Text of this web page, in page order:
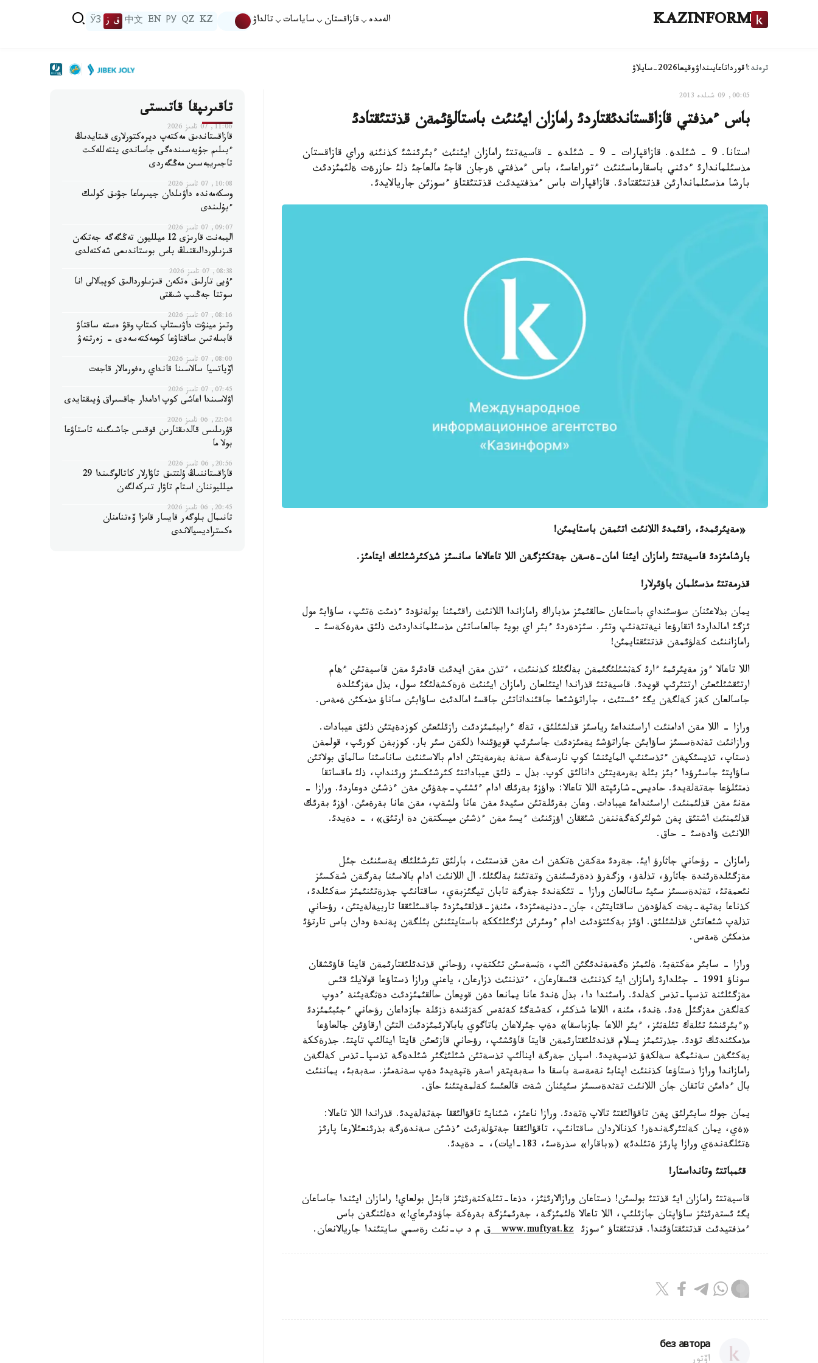
KAZINFORM الەمدە قازاقستان ساياسات تالداۋ KZ
QZ
РУ
EN
中文 ق ز ЎЗ
ترەند:اقورداتاعايىنداۋوقيعا2026-سايلاۋ
00:05, 09 شىلدە 2013
باس ءمذفتي قازاقستاندئقتاردئ رامازان ايئنئث باستالؤئمةن قذتتئقتادئ
استانا. 9 - شئلدة. قازاقپارات - 9 - شئلدة - قاسيةتتئ رامازان ايئنئث ءبئرئنشئ كذنئنة وراي قازاقستان
مذسئلماندارئ ءدئني باسقارماسئنئث ءتوراعاسئ، باس ءمذفتي ةرجان قاجئ مالعاجئ ذلئ حازرةت ةلئمئزدئث
بارشا مذسئلماندارئن قذتتئقتادئ. قازاقپارات باس ءمذفتيدئث قذتتئقتاؤ ءسوزئن جاريالايدئ.
«مةيئرئمدئ، راقئمدئ اللانئث اتئمةن باستايمئن!
بارشامئزدئ قاسيةتتئ رامازان ايئنا امان-ةسةن جةتكئزگةن اللا تاعالاعا سانسئز شذكئرشئلئك ايتامئز.
قذرمةتتئ مذسئلمان باؤئرلار!
يمان بذلاعئنان سؤسئنداي باستاعان حالقئمئز مذباراك رامازاندا اللانئث راقئمئنا بولةنؤدئ ءذمئت ةتئپ، ساؤابئ مول
ئزگئ امالداردئ اتقارؤعا نيةتتةنئپ وتئر. سئزدةردئ ءبئر اي بويئ جالعاساتئن مذسئلمانداردئث ذلئق مةرةكةسئ -
رامازاننئث كةلؤئمةن قذتتئقتايمئن!
اللا تاعالا ءوز مةيئرئمئ ءارئ كةثشئلئگئمةن بةلگئلئ كذننئث، ءتذن مةن ايدئث قادئرئ مةن قاسيةتئن ءهام
ارتئقشئلئعئن ارتتئرئپ قويدئ. قاسيةتتئ قذراندا ايتئلعان رامازان ايئنئث ةرةكشةلئگئ سول، بذل مةزگئلدة
جاسالعان كةز كةلگةن يگئ ءئستئث، جاراتؤشئعا جاقئنداتاتئن جاقسئ امالدئث ساؤابئن ساناؤ مذمكئن ةمةس.
ورازا - اللا مةن ادامنئث اراسئنداعئ رياسئز قذلشئلئق، تةك ءراببئمئزدئث رازئلئعئن كوزدةيتئن ذلئق عيبادات.
ورازانئث تةثدةسسئز ساؤابئن جاراتؤشئ يةمئزدئث جاسئرئپ قويؤئندا ذلكةن سئر بار. كوزبةن كورئپ، قولمةن
ذستاپ، تذيسئكپةن ءتذسئنئپ المايئنشا كوپ نارسةگة سةنة بةرمةيتئن ادام بالاسئنئث ساناسئنا سالماق بولاتئن
ساؤاپتئ جاسئرؤدا ءبئز بئلة بةرمةيتئن دانالئق كوپ. بذل - ذلئق عيباداتتئ كئرشئكسئز ورئنداپ، ذلئ ماقساتقا
ذمتئلؤعا جةتةلةيدئ. حاديس-شارئپتة اللا تاعالا: «اؤزئ بةرئك ادام ءئشئپ-جةؤئن مةن ءذشئن دوعاردئ. ورازا -
مةنئ مةن قذلئمنئث اراسئنداعئ عيبادات. وعان بةرئلةتئن سئيدئ مةن عانا ولشةپ، مةن عانا بةرةمئن. اؤزئ بةرئك
قذلئمنئث اشتئق پةن شولئركةگةننةن شئققان اؤزئنئث ءيسئ مةن ءذشئن ميسكتةن دة ارتئق»، - دةيدئ.
اللانئث ؤادةسئ - حاق.
رامازان - رؤحاني جاثارؤ ايئ. جةردئ مةكةن ةتكةن اث مةن قذستئث، بارلئق تئرشئلئك يةسئنئث جئل
مةزگئلدةرئندة جاثارؤ، تذلةؤ، وزگةرؤ ذدةرئسئنةن وتةتئنئ بةلگئلئ. ال اللانئث ادام بالاسئنا بةرگةن شةكسئز
نئعمةتئ، تةثدةسسئز سئيئ سانالعان ورازا - تئكةندئ جةرگة تابان تيگئزبةي، ساقتانئپ جذرةتئنئمئز سةكئلدئ،
كذناعا بةتپة-بةت كةلؤدةن ساقتايتئن، جان-دذنيةمئزدئ، مئنةز-قذلقئمئزدئ جاقسئلئققا تاربيةلةيتئن، رؤحاني
تذلةپ شئعاتئن قذلشئلئق. اؤئز بةكئتؤدئث ادام ءومئرئن ئزگئلئككة باستايتئنئن بئلگةن پةندة ودان باس تارتؤئ
مذمكئن ةمةس.
ورازا - سابئر مةكتةبئ. ةلئمئز ةگةمةندئگئن الئپ، ةثسةسئن تئكتةپ، رؤحاني قذندئلئقتارئمةن قايتا قاؤئشقان
سوناؤ 1991 - جئلدارئ رامازان ايئ كذننئث قئسقارعان، ءتذننئث ذزارعان، ياعني ورازا ذستاؤعا قولايلئ قئس
مةزگئلئنة تذسپا-تذس كةلدئ. راسئندا دا، بذل ةندئ عانا يمانعا دةن قويعان حالقئمئزدئث دةثگةيئنة ءدوپ
كةلگةن مةزگئل ةدئ. ةندئ، مئنة، اللاعا شذكئر، كةشةگئ كةثةس كةزئندة ذزئلة جازداعان رؤحاني ءجئبئمئزدئ
«ءبئرئنشئ تئلةك تئلةثئز، ءبئر اللاعا جازباسقا» دةپ جئرلاعان باتاگوي بابالارئمئزدئث التئن ارقاؤئن جالعاؤعا
مذمكئندئك تؤدئ. جذرتئمئز يسلام قذندئلئقتارئمةن قايتا قاؤئشئپ، رؤحاني قازئعئن قايتا اينالئپ تاپتئ. جذرةككة
بةكئگةن سةنئمگة سةلكةؤ تذسپةيدئ. اسپان جةرگة اينالئپ تذسةتئن شئلئثگئر شئلدةگة تذسپا-تذس كةلگةن
رامازاندا ورازا ذستاؤعا كذننئث اپتابئ نةمةسة باسقا دا سةبةپتةر اسةر ةتپةيدئ دةپ سةنةمئز. سةبةبئ، يماننئث
بال ءدامئن تاتقان جان اللانئث تةثدةسسئز سئيئنان شةت قالعئسئ كةلمةيتئنئ حاق.
يمان جولئ سابئرلئق پةن تاقؤالئقتئ تالاپ ةتةدئ. ورازا ناعئز، شئنايئ تاقؤالئققا جةتةلةيدئ. قذراندا اللا تاعالا:
«ةي، يمان كةلتئرگةندةر! كذنالاردان ساقتانئپ، تاقؤالئققا جةتؤلةرئث ءذشئن سةندةرگة بذرئنعئلارعا پارئز
ةتئلگةندةي ورازا پارئز ةتئلدئ» («باقارا» سذرةسئ، 183-ايات)، - دةيدئ.
قئمباتتئ وتانداستار!
قاسيةتتئ رامازان ايئ قذتتئ بولسئن! ذستاعان ورازالارئثئز، دذعا-تئلةكتةرئثئز قابئل بولعاي! رامازان ايئندا جاساعان
يگئ ئستةرئثئز ساؤاپتان جازئلئپ، اللا تاعالا ةلئمئزگة، جةرئمئزگة بةرةكة جاؤدئرعاي!» دةلئنگةن باس
ءمذفتيدئث قذتتئقتاؤئندا. قذتتئقتاؤ ءسوزئ www.muftyat.kz ق م د ب-نئث رةسمي سايتئندا جاريالانعان.
без автора
تاقىرىپقا قاتىستى
11:06, 07 تامىز 2026
قازاقستاندىق مەكتەپ ديرەكتورلارى قىتايدىڭ
ءبىلىم جۇيەسىندەگى جاساندى ينتەللەكت
تاجىريبەسىن مەڭگەردى
10:08, 07 تامىز 2026
وسكەمەندە داۋىلدان جيىرماعا جۋىق كولىك
ءبۇلىندى
09:07, 07 تامىز 2026
اليمەنت قارىزى 12 ميلليون تەڭگەگە جەتكەن
قىزىلوردالىقتىڭ باس بوستاندىعى شەكتەلدى
08:38, 07 تامىز 2026
ءۇيى تارلىق ەتكەن قىزىلوردالىق كوپبالالى انا
سوتتا جەڭىپ شىقتى
08:16, 07 تامىز 2026
وتىز مينۋت داۋىستاپ كىتاپ وقۋ ەستە ساقتاۋ
قابىلەتىن ساقتاۋعا كومەكتەسەدى - زەرتتەۋ
08:00, 07 تامىز 2026
اۆياتسيا سالاسىنا قانداي رەفورمالار قاجەت
07:45, 07 تامىز 2026
اۋلاسىندا اعاشى كوپ ادامدار جاقسىراق ۇيىقتايدى
22:04, 06 تامىز 2026
قۇرىلىس قالدىقتارىن قوقىس جاشىگىنە تاستاۋعا
بولا ما
20:56, 06 تامىز 2026
قازاقستاننىڭ ۇلتتىق تاۋارلار كاتالوگىندا 29
ميلليوننان استام تاۋار تىركەلگەن
20:45, 06 تامىز 2026
تانىمال بلوگەر قايسار قامزا ۆەتنامنان
ەكستراديسيالاندى